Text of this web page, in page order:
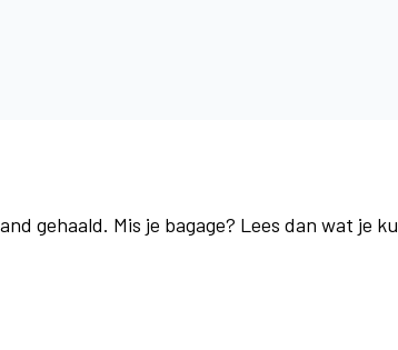
gehaald. Mis je bagage? Lees dan wat je